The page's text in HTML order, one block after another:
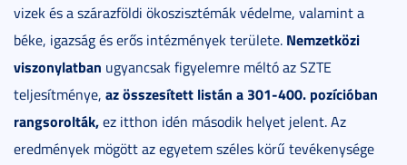
vizek és a szárazföldi ökoszisztémák védelme, valamint a
béke, igazság és erős intézmények területe. Nemzetközi
viszonylatban ugyancsak figyelemre méltó az SZTE
teljesítménye, az összesített listán a 301-400. pozícióban
rangsorolták,ez itthon idén második helyet jelent. Az
eredmények mögött az egyetem széles körű tevékenysége